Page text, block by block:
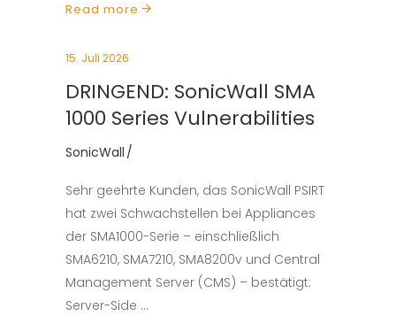
Read more
15. Juli 2026
DRINGEND: SonicWall SMA
1000 Series Vulnerabilities
SonicWall
Sehr geehrte Kunden, das SonicWall PSIRT
hat zwei Schwachstellen bei Appliances
der SMA1000-Serie – einschließlich
SMA6210, SMA7210, SMA8200v und Central
Management Server (CMS) – bestätigt:
Server-Side